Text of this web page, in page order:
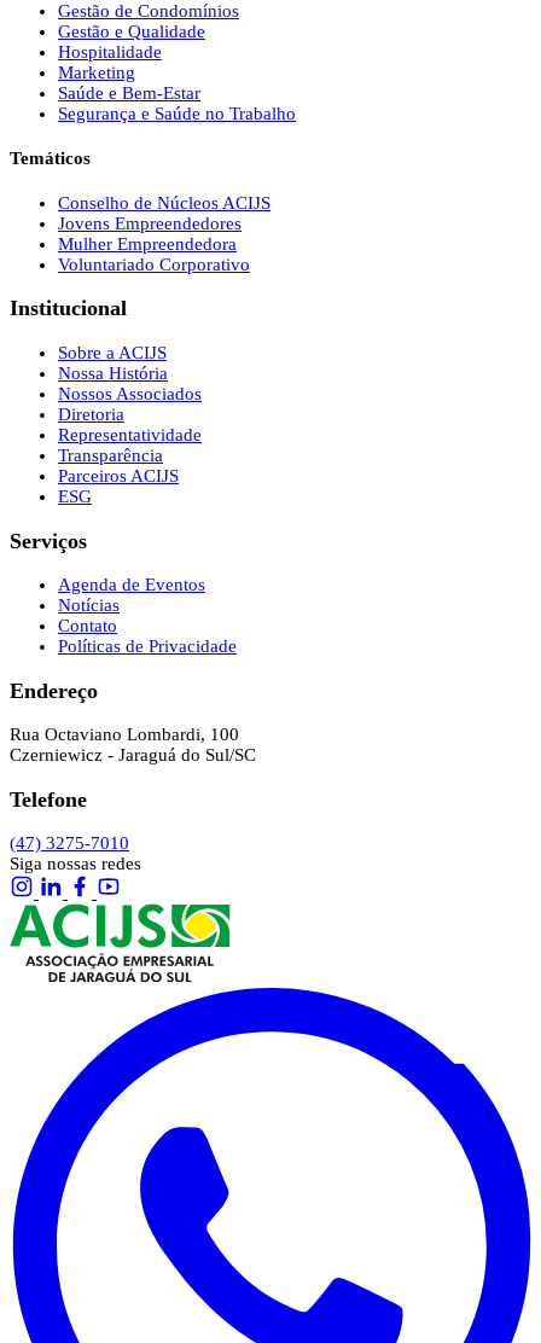
Gestão de Condomínios
Gestão e Qualidade
Hospitalidade
Marketing
Saúde e Bem-Estar
Segurança e Saúde no Trabalho
Temáticos
Conselho de Núcleos ACIJS
Jovens Empreendedores
Mulher Empreendedora
Voluntariado Corporativo
Institucional
Sobre a ACIJS
Nossa História
Nossos Associados
Diretoria
Representatividade
Transparência
Parceiros ACIJS
ESG
Serviços
Agenda de Eventos
Notícias
Contato
Políticas de Privacidade
Endereço
Rua Octaviano Lombardi, 100
Czerniewicz - Jaraguá do Sul/SC
Telefone
(47) 3275-7010
Siga nossas redes